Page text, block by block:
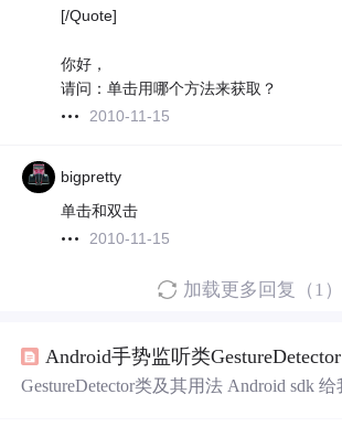
[/Quote]
你好，
请问：单击用哪个方法来获取？
2010-11-15
bigpretty
单击和双击
2010-11-15
加载更多回复（1）
Android手势监听类GestureDetector
GestureDetector类及其用法 Android sdk 给我们提供了Gestur